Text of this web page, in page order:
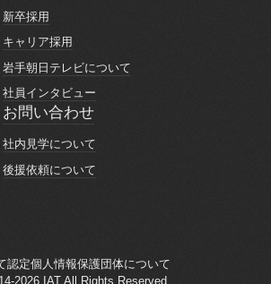
採用情報
新卒採用
キャリア採用
キャリア採用
岩手朝日テレビについて
岩手朝日テレビについて
社員インタビュー
社員インタビュー
お問い合わせ
お問い合わせ
社内見学について
社内見学について
後援依頼について
認定個人情報保護団体について
認定個人情報保護団体について
2026 IAT All Rights Reserved.